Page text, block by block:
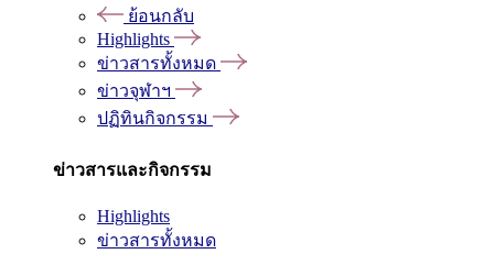
ย้อนกลับ
Highlights
ข่าวสารทั้งหมด
ข่าวจุฬาฯ
ปฏิทินกิจกรรม
ข่าวสารและกิจกรรม
Highlights
ข่าวสารทั้งหมด